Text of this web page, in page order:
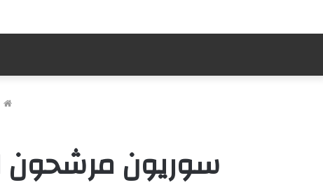
سوريون مرشحون